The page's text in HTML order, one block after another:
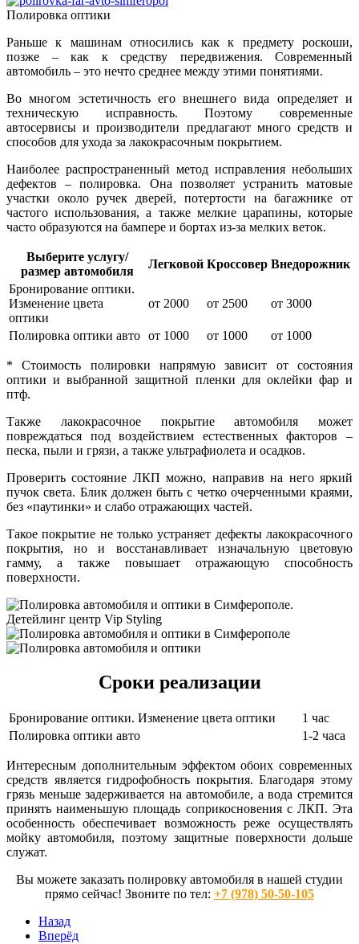
Полировка оптики
Раньше к машинам относились как к предмету роскоши,
позже – как к средству передвижения. Современный
автомобиль – это нечто среднее между этими понятиями.
Во многом эстетичность его внешнего вида определяет и
техническую исправность. Поэтому современные
автосервисы и производители предлагают много средств и
способов для ухода за лакокрасочным покрытием.
Наиболее распространенный метод исправления небольших
дефектов – полировка. Она позволяет устранить матовые
участки около ручек дверей, потертости на багажнике от
частого использования, а также мелкие царапины, которые
часто образуются на бампере и бортах из-за мелких веток.
Выберите услугу/
размер автомобиля
Легковой Кроссовер Внедорожник
Бронирование оптики.
Изменение цвета
оптики
от 2000 от 2500 от 3000
Полировка оптики авто от 1000 от 1000 от 1000
* Стоимость полировки напрямую зависит от состояния
оптики и выбранной защитной пленки для оклейки фар и
птф.
Также лакокрасочное покрытие автомобиля может
повреждаться под воздействием естественных факторов –
песка, пыли и грязи, а также ультрафиолета и осадков.
Проверить состояние ЛКП можно, направив на него яркий
пучок света. Блик должен быть с четко очерченными краями,
без «паутинки» и слабо отражающих частей.
Такое покрытие не только устраняет дефекты лакокрасочного
покрытия, но и восстанавливает изначальную цветовую
гамму, а также повышает отражающую способность
поверхности.
Сроки реализации
Бронирование оптики. Изменение цвета оптики
1 час
Полировка оптики авто
1-2 часа
Интересным дополнительным эффектом обоих современных
средств является гидрофобность покрытия. Благодаря этому
грязь меньше задерживается на автомобиле, а вода стремится
принять наименьшую площадь соприкосновения с ЛКП. Эта
особенность обеспечивает возможность реже осуществлять
мойку автомобиля, поэтому защитные поверхности дольше
служат.
Вы можете заказать полировку автомобиля в нашей студии
прямо сейчас! Звоните по тел: +7 (978) 50-50-105
Назад
Вперёд